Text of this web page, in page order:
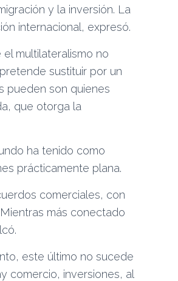
y la inversión. La
internacional, expresó.
multilateralismo no
sustituir por un
pueden son quienes
que otorga la
ha tenido como
prácticamente plana.
comerciales, con
más conectado
este último no sucede
comercio, inversiones, al